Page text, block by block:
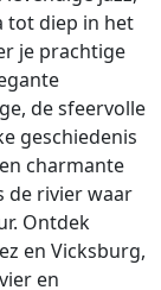
tot diep in het
je prachtige
de sfeervolle
geschiedenis
charmante
de rivier waar
Ontdek
en Vicksburg,
en